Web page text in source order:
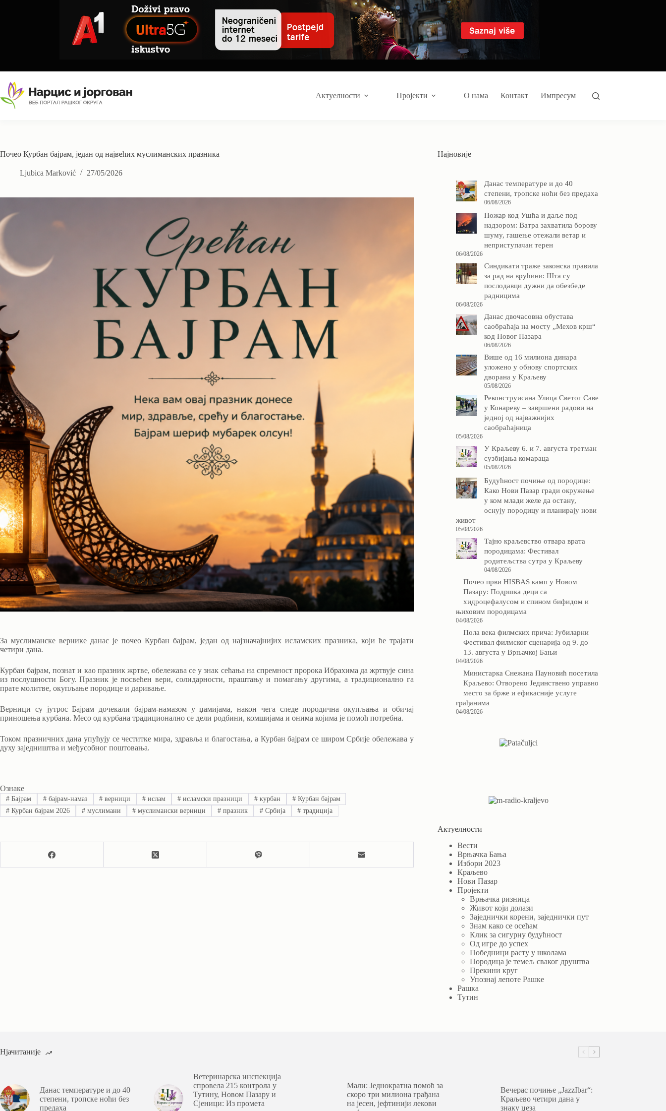
Актуелности Пројекти О нама Контакт Импресум
Почео Курбан бајрам, један од највећих муслиманских празника
Ljubica Marković 27/05/2026
За муслиманске вернике данас је почео Курбан бајрам, један од најзначајнијих исламских празника, који ће трајати
четири дана.
Курбан бајрам, познат и као празник жртве, обележава се у знак сећања на спремност пророка Ибрахима да жртвује сина
из послушности Богу. Празник је посвећен вери, солидарности, праштању и помагању другима, а традиционално га
прате молитве, окупљање породице и даривање.
Верници су јутрос Бајрам дочекали бајрам-намазом у џамијама, након чега следе породична окупљања и обичај
приношења курбана. Месо од курбана традиционално се дели родбини, комшијама и онима којима је помоћ потребна.
Током празничних дана упућују се честитке мира, здравља и благостања, а Курбан бајрам се широм Србије обележава у
духу заједништва и међусобног поштовања.
Ознаке
#Бајрам #бајрам-намаз # верници # ислам # исламски празници #курбан #Курбан бајрам
#Курбан бајрам 2026 #муслимани # муслимански верници # празник # Србија #традиција
Најновије
Данас температуре и до 40
степени, тропске ноћи без предаха
06/08/2026
Пожар код Ушћа и даље под
надзором: Ватра захватила борову
шуму, гашење отежали ветар и
неприступачан терен
06/08/2026
Синдикати траже законска правила
за рад на врућини: Шта су
послодавци дужни да обезбеде
радницима
06/08/2026
Данас двочасовна обустава
саобраћаја на мосту „Мехов крш“
код Новог Пазара
06/08/2026
Више од 16 милиона динара
уложено у обнову спортских
дворана у Краљеву
05/08/2026
Реконструисана Улица Светог Саве
у Конареву – завршени радови на
једној од најважнијих
саобраћајница
05/08/2026
У Краљеву 6. и 7. августа третман
сузбијања комараца
05/08/2026
Будућност почиње од породице:
Како Нови Пазар гради окружење
у ком млади желе да остану,
оснују породицу и планирају нови
живот
05/08/2026
Тајно краљевство отвара врата
породицама: Фестивал
родитељства сутра у Краљеву
04/08/2026
Почео први HISBAS камп у Новом
Пазару: Подршка деци са
хидроцефалусом и спином бифидом и
њиховим породицама
04/08/2026
Пола века филмских прича: Јубиларни
Фестивал филмског сценарија од 9. до
13. августа у Врњачкој Бањи
04/08/2026
Министарка Снежана Пауновић посетила
Краљево: Отворено Јединствено управно
место за брже и ефикасније услуге
грађанима
04/08/2026
Актуелности
Вести
Врњачка Бања
Избори 2023
Краљево
Нови Пазар
Пројекти
Врњачка ризница
Живот који долази
Заједнички корени, заједнички пут
Знам како се осећам
Клик за сигурну будућност
Од игре до успех
Победници расту у школама
Породица је темељ сваког друштва
Прекини круг
Упознај лепоте Рашке
Рашка
Тутин
Нјачитаније
Данас температуре и до 40
степени, тропске ноћи без
предаха
Ветеринарска инспекција
спровела 215 контрола у
Тутину, Новом Пазару и
Сјеници: Из промета
Мали: Једнократна помоћ за
скоро три милиона грађана
на јесен, јефтинији лекови
Вечерас почиње „JazzIbar“:
Краљево четири дана у
знаку џеза